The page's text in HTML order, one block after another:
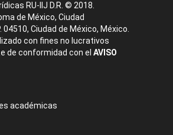
RU-IIJ D.R. © 2018.
de México, Ciudad
Ciudad de México, México.
con fines no lucrativos
de conformidad con el AVISO
académicas